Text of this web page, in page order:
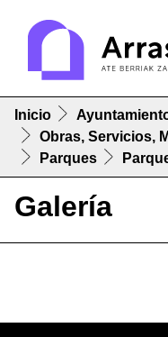
Inicio
Obras, Servicios,
Parques
Galería